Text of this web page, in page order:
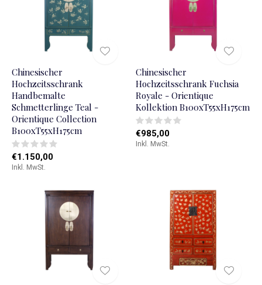
Chinesischer
Hochzeitsschrank
Handbemalte
Schmetterlinge Teal -
Orientique Collection
B100xT55xH175cm
€1.150,00
Inkl. MwSt.
Chinesischer
Hochzeitsschrank Fuchsia
Royale - Orientique
Kollektion B100xT55xH175cm
€985,00
Inkl. MwSt.